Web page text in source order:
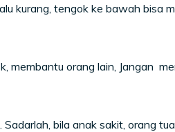
kurang, tengok ke bawah bisa
membantu orang lain, Jangan
bila anak sakit, orang